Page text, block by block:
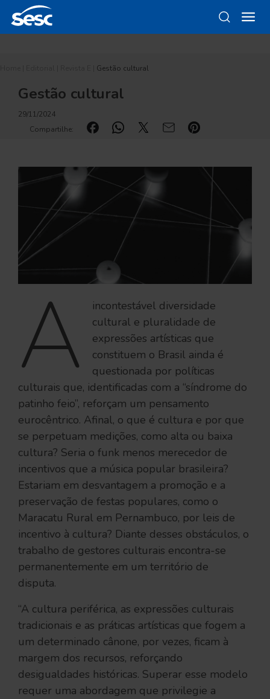
Gestão cultural
Gestão cultural
29/11/2024
Compartilhe:
A
incontestável diversidade
cultural e pluralidade de
expressões artísticas que
constituem o Brasil ainda é
questionada por políticas
culturais que, identificadas com a “síndrome do
patinho feio”, reforçam um pensamento
eurocêntrico. Afinal, o que é cultura e por que
se perpetuam medições, como alta ou baixa
cultura? Seria o funk menos merecedor de
incentivos que a música popular brasileira?
Estariam em desvantagem a promoção e a
preservação de festas populares, como o
Maracatu Rural em Pernambuco, por leis de
incentivo à cultura? Diante desses obstáculos, o
trabalho de gestores culturais encontra-se
permanentemente em um território de
disputa.
“A cultura periférica, as expressões culturais
tradicionais e as práticas artísticas que fogem a
um determinado cânone, por vezes, ficam à
margem dos recursos, reforçando
desigualdades históricas. Superar esse modelo
requer uma abordagem que privilegie a